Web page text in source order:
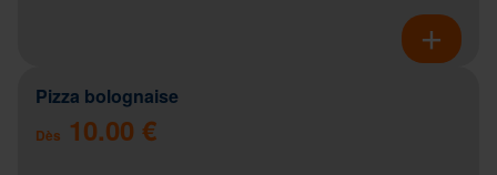
Pizza bolognaise
Dès 10.00 €